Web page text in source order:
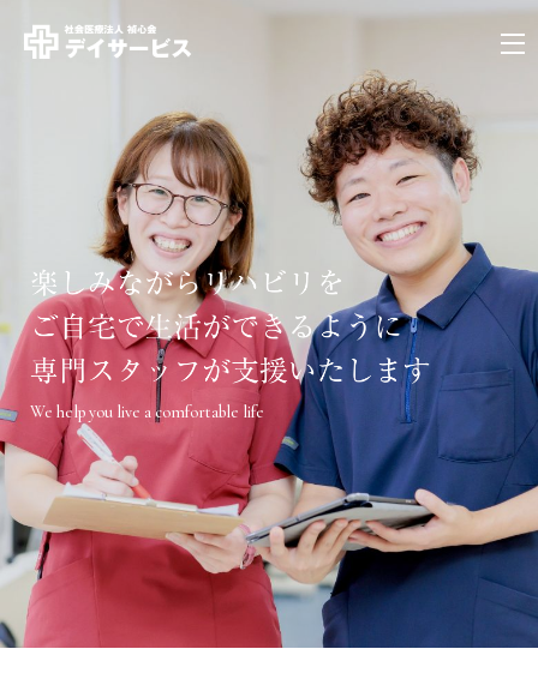
We help you live a comfortable life